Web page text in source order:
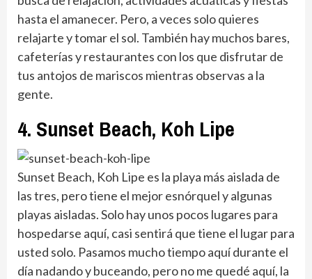
hasta el amanecer. Pero, a veces solo quieres
relajarte y tomar el sol. También hay muchos bares,
cafeterías y restaurantes con los que disfrutar de
tus antojos de mariscos mientras observas a la
gente.
4. Sunset Beach, Koh Lipe
Sunset Beach, Koh Lipe es la playa más aislada de
las tres, pero tiene el mejor esnórquel y algunas
playas aisladas. Solo hay unos pocos lugares para
hospedarse aquí, casi sentirá que tiene el lugar para
usted solo. Pasamos mucho tiempo aquí durante el
día nadando y buceando, pero no me quedé aquí, la